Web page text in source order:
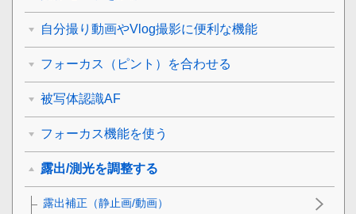
自分撮り動画やVlog撮影に便利な機能
フォーカス（ピント）を合わせる
被写体認識AF
フォーカス機能を使う
露出/測光を調整する
露出補正 （静止画/動画）